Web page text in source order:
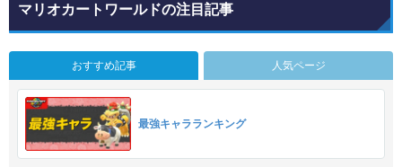
マリオカートワールドの注目記事
おすすめ記事 人気ページ
最強キャラランキング